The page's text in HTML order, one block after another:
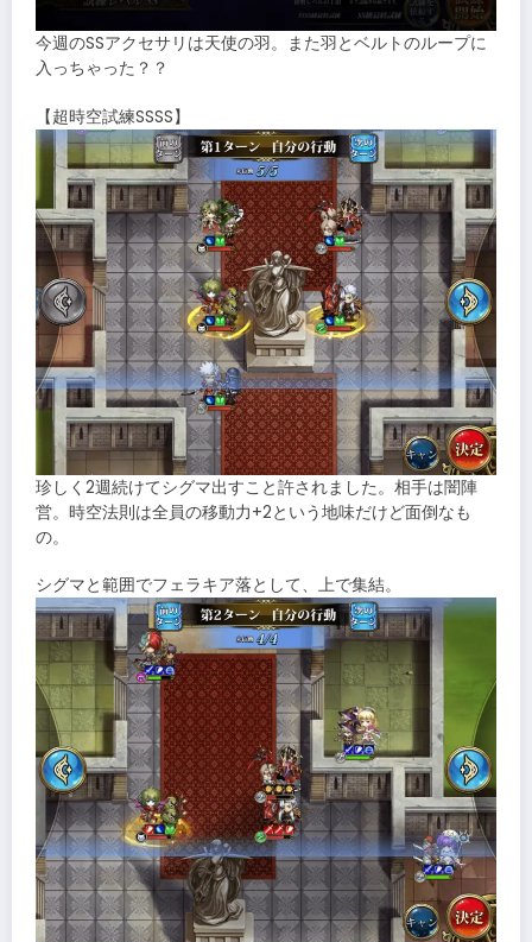
今週のSSアクセサリは天使の羽。また羽とベルトのループに
入っちゃった？？
【超時空試練SSSS】
珍しく2週続けてシグマ出すこと許されました。相手は闇陣
営。時空法則は全員の移動力+2という地味だけど面倒なも
の。
シグマと範囲でフェラキア落として、上で集結。